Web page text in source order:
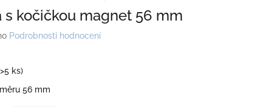
s kočičkou magnet 56 mm
Podrobnosti hodnocení
ks)
56 mm